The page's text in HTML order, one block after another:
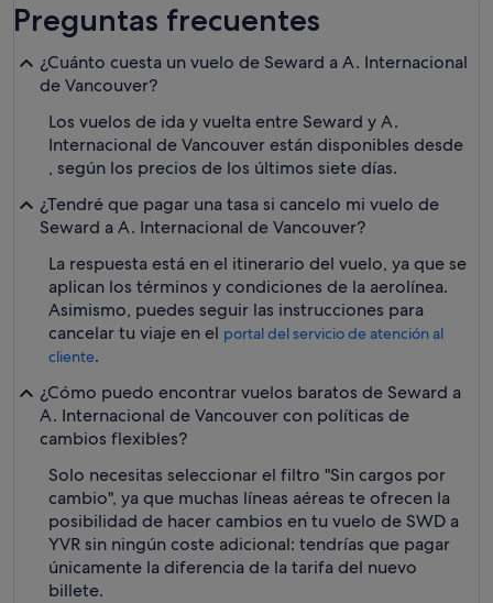
Preguntas frecuentes
¿Cuánto cuesta un vuelo de Seward a A. Internacional
de Vancouver?
Los vuelos de ida y vuelta entre Seward y A.
Internacional de Vancouver están disponibles desde
, según los precios de los últimos siete días.
¿Tendré que pagar una tasa si cancelo mi vuelo de
Seward a A. Internacional de Vancouver?
La respuesta está en el itinerario del vuelo, ya que se
aplican los términos y condiciones de la aerolínea.
Asimismo, puedes seguir las instrucciones para
cancelar tu viaje en el portal del servicio de atención al
cliente.
¿Cómo puedo encontrar vuelos baratos de Seward a
A. Internacional de Vancouver con políticas de
cambios flexibles?
Solo necesitas seleccionar el filtro "Sin cargos por
cambio", ya que muchas líneas aéreas te ofrecen la
posibilidad de hacer cambios en tu vuelo de SWD a
YVR sin ningún coste adicional: tendrías que pagar
únicamente la diferencia de la tarifa del nuevo
billete.